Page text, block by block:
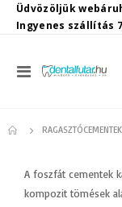
Üdvözöljük
Ingyenes szállítás
Toggle
RAGASZTÓCEMENTEK
A foszfát cementek
kompozit tömések